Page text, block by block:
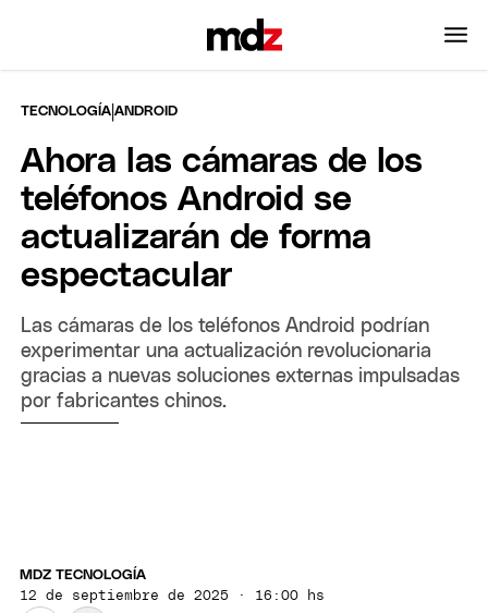
TECNOLOGÍA |ANDROID
Ahora las cámaras de los
teléfonos Android se
actualizarán de forma
espectacular
Las cámaras de los teléfonos Android podrían
experimentar una actualización revolucionaria
gracias a nuevas soluciones externas impulsadas
por fabricantes chinos.
MDZ TECNOLOGÍA
12 de septiembre de 2025 · 16:00 hs